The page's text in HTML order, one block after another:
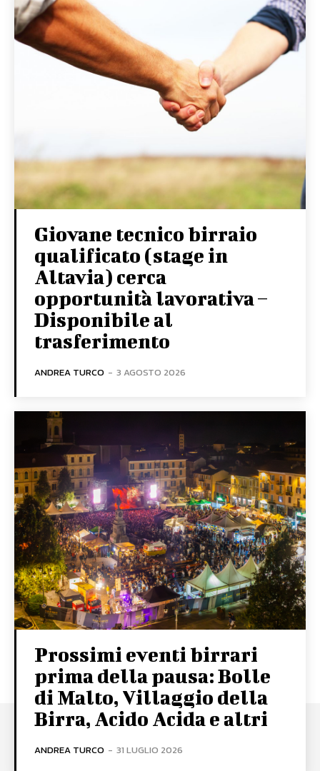
Giovane tecnico birraio
qualificato (stage in
Altavia) cerca
opportunità lavorativa –
Disponibile al
trasferimento
ANDREA TURCO - 3 AGOSTO 2026
Prossimi eventi birrari
prima della pausa: Bolle
di Malto, Villaggio della
Birra, Acido Acida e altri
ANDREA TURCO - 31 LUGLIO 2026